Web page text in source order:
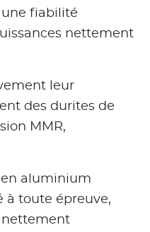
fiabilité
nettement
leur
des durites de
MMR,
en aluminium
à toute épreuve,
nettement